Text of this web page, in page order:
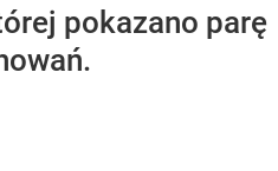
pokazano parę